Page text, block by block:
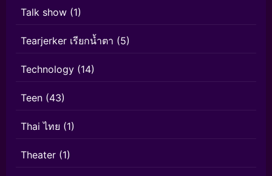
Talk show (1)
Tearjerker เรียกน้ำตา (5)
Technology (14)
Teen (43)
Thai ไทย (1)
Theater (1)